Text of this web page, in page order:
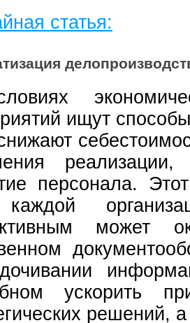
статья:
ищут
персонала.
может
ускорить
решений,